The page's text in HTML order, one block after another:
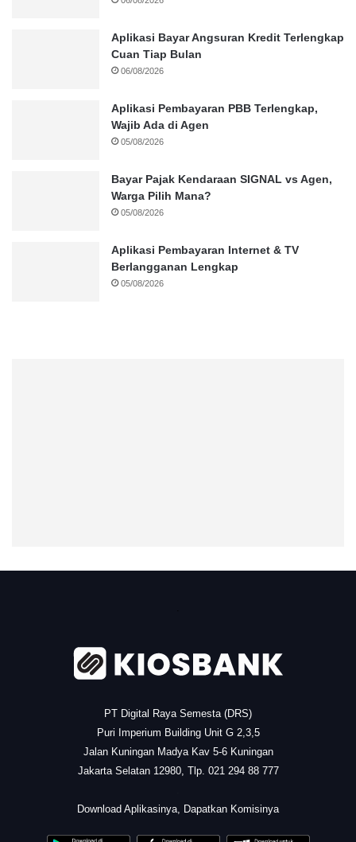
Aplikasi Bayar Angsuran Kredit Terlengkap
Cuan Tiap Bulan
06/08/2026
Aplikasi Pembayaran PBB Terlengkap,
Wajib Ada di Agen
05/08/2026
Bayar Pajak Kendaraan SIGNAL vs Agen,
Warga Pilih Mana?
05/08/2026
Aplikasi Pembayaran Internet & TV
Berlangganan Lengkap
05/08/2026
.
PT Digital Raya Semesta (DRS)
Puri Imperium Building Unit G 2,3,5
Jalan Kuningan Madya Kav 5-6 Kuningan
Jakarta Selatan 12980, Tlp. 021 294 88 777
Download Aplikasinya, Dapatkan Komisinya